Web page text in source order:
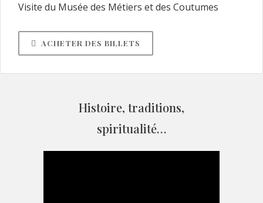
Visite du Musée des Métiers et des Coutumes
ACHETER DES BILLETS
Histoire, traditions,
spiritualité…